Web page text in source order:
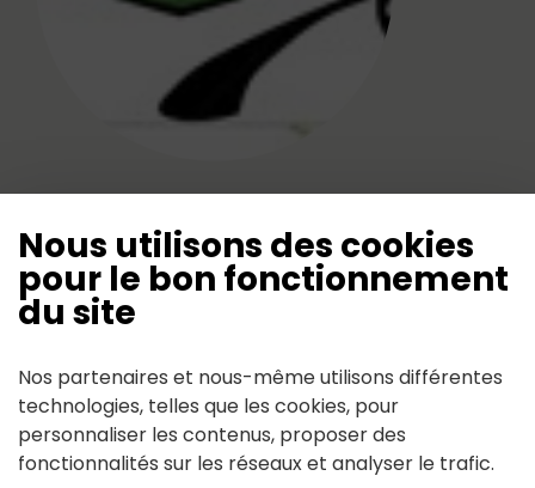
Nous utilisons des cookies
pour le bon fonctionnement
du site
Nos partenaires et nous-même utilisons différentes
technologies, telles que les cookies, pour
personnaliser les contenus, proposer des
fonctionnalités sur les réseaux et analyser le trafic.
Contact
Contact: Martial JOUSSET